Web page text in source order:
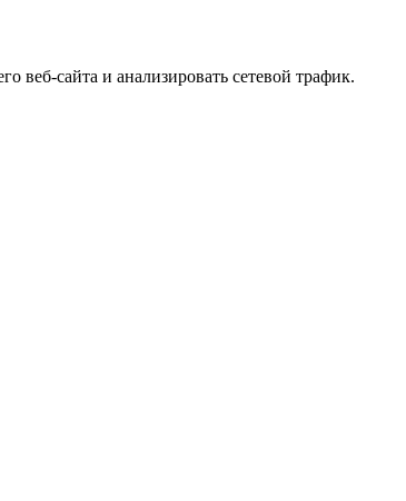
веб-сайта и анализировать сетевой трафик.